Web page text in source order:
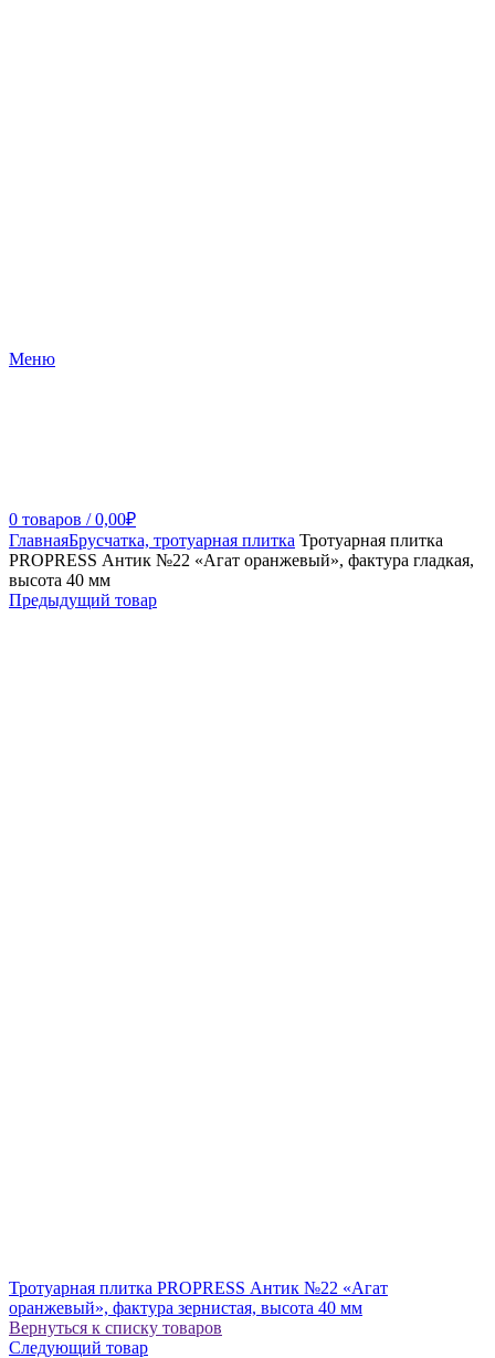
Меню
0 товаров / 0,00₽
ГлавнаяБрусчатка, тротуарная плитка Тротуарная плитка
PROPRESS Антик №22 «Агат оранжевый», фактура гладкая,
высота 40 мм
Предыдущий товар
Тротуарная плитка PROPRESS Антик №22 «Агат
оранжевый», фактура зернистая, высота 40 мм
Вернуться к списку товаров
Следующий товар